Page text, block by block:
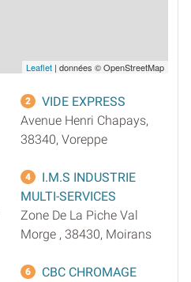
Leaflet | données © OpenStreetMap
2
VIDE EXPRESS
Avenue Henri Chapays,
38340, Voreppe
4
I.M.S INDUSTRIE
MULTI-SERVICES
Zone De La Piche Val
Morge , 38430, Moirans
6
CBC CHROMAGE